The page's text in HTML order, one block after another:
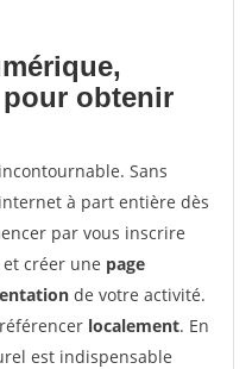
obtenir
Sans
à part entière dès
par vous inscrire
et créer une page
de votre activité.
localement. En
est indispensable